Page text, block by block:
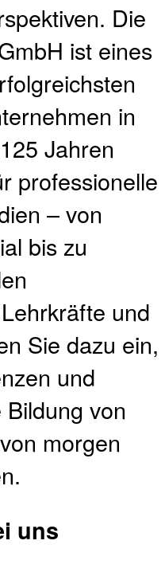
Die
ist eines
in
Jahren
professionelle
– von
bis zu
und
Sie dazu ein,
und
von
morgen
uns